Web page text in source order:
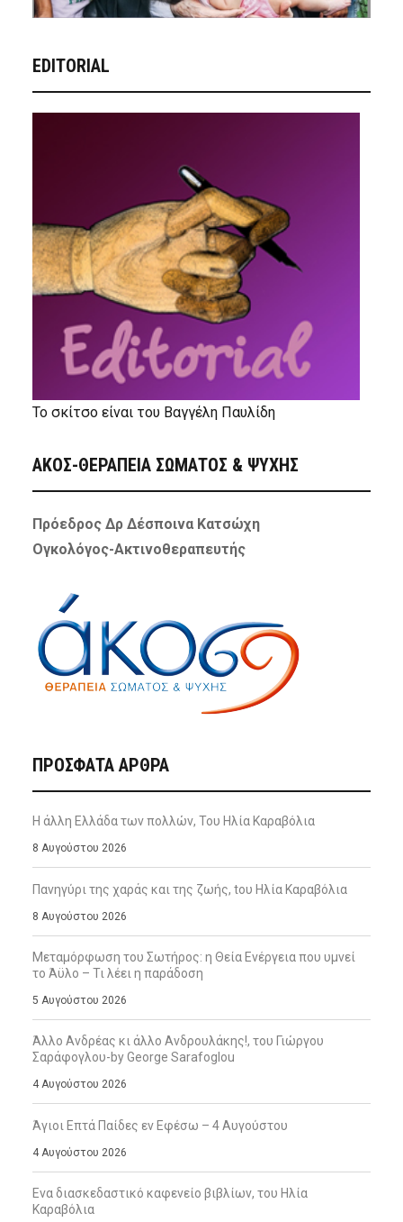
EDITORIAL
Το σκίτσο είναι του Βαγγέλη Παυλίδη
ΑΚΟΣ-ΘΕΡΑΠΕΙΑ ΣΩΜΑΤΟΣ & ΨΥΧΗΣ
Πρόεδρος Δρ Δέσποινα Κατσώχη
Ογκολόγος-Ακτινοθεραπευτής
ΠΡΌΣΦΑΤΑ ΆΡΘΡΑ
Η άλλη Ελλάδα των πολλών, Του Ηλία Καραβόλια
8 Αυγούστου 2026
Πανηγύρι της χαράς και της ζωής, tου Ηλία Καραβόλια
8 Αυγούστου 2026
Μεταμόρφωση του Σωτήρος: η Θεία Ενέργεια που υμνεί
το Άϋλο – Τι λέει η παράδοση
5 Αυγούστου 2026
Άλλο Ανδρέας κι άλλο Ανδρουλάκης!, του Γιώργου
Σαράφογλου-by George Sarafoglou
4 Αυγούστου 2026
Άγιοι Επτά Παίδες εν Εφέσω – 4 Αυγούστου
4 Αυγούστου 2026
Ενα διασκεδαστικό καφενείο βιβλίων, του Ηλία
Καραβόλια